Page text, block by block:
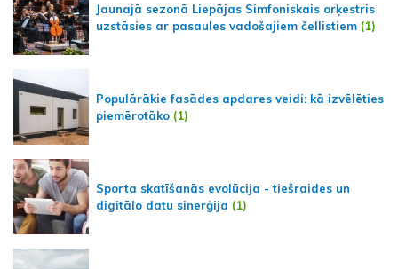
Jaunajā sezonā Liepājas Simfoniskais orķestris
uzstāsies ar pasaules vadošajiem čellistiem (1)
Populārākie fasādes apdares veidi: kā izvēlēties
piemērotāko (1)
Sporta skatīšanās evolūcija - tiešraides un
digitālo datu sinerģija (1)